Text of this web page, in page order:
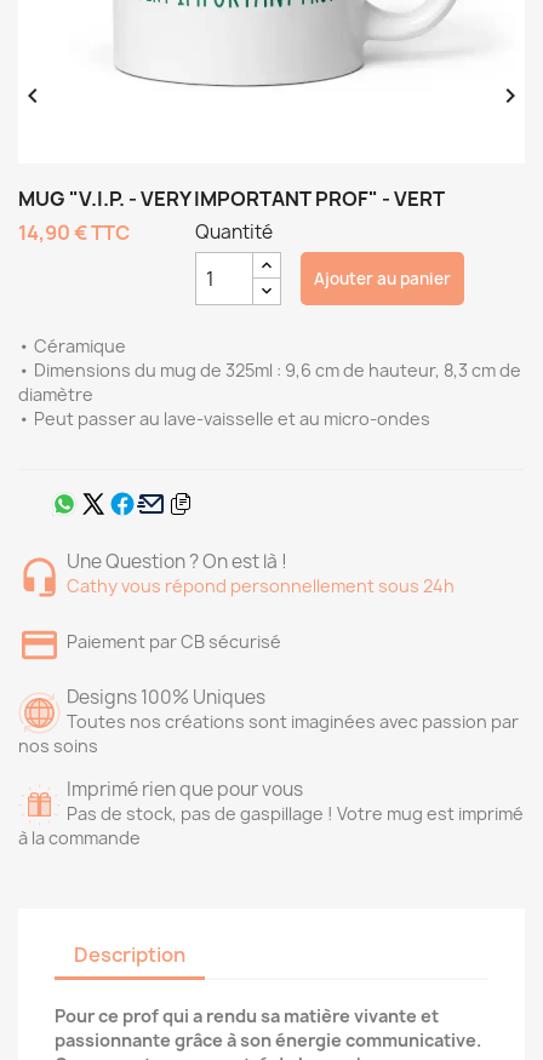
 
MUG "V.I.P. - VERY IMPORTANT PROF" - VERT
14,90 €TTC
• Céramique
• Dimensions du mug de 325ml : 9,6 cm de hauteur, 8,3 cm de
diamètre
• Peut passer au lave-vaisselle et au micro-ondes
Quantité
Ajouter au panier
Une Question ? On est là !
Cathy vous répond personnellement sous 24h
Paiement par CB sécurisé
Designs 100% Uniques
Toutes nos créations sont imaginées avec passion par
nos soins
Imprimé rien que pour vous
Pas de stock, pas de gaspillage ! Votre mug est imprimé
à la commande
Description
Pour ce prof qui a rendu sa matière vivante et
passionnante grâce à son énergie communicative.